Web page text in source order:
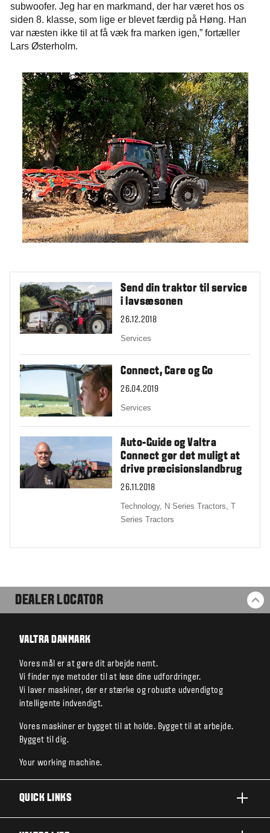
subwoofer. Jeg har en markmand, der har været hos os
siden 8. klasse, som lige er blevet færdig på Høng. Han
var næsten ikke til at få væk fra marken igen,” fortæller
Lars Østerholm.
Send din traktor til service
i lavsæsonen
26.12.2018
Services
Connect, Care og Go
26.04.2019
Services
Auto-Guide og Valtra
Connect gør det muligt at
drive præcisionslandbrug
26.11.2018
Technology, N Series Tractors,T
Series Tractors
DEALER LOCATOR
VALTRA DANMARK
Vores mål er at gøre dit arbejde nemt.
Vi finder nye metoder til at løse dine udfordringer.
Vi laver maskiner, der er stærke og robuste udvendigtog
intelligente indvendigt.
Vores maskiner er bygget til at holde. Bygget til at arbejde.
Bygget til dig.
Your working machine.
QUICK LINKS